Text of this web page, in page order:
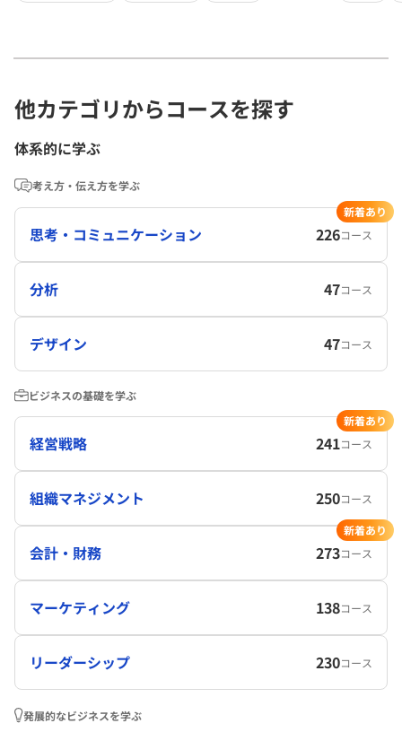
他カテゴリからコースを探す
体系的に学ぶ
考え方・伝え方を学ぶ
思考・コミュニケーション 226コース
新着あり
分析 47コース
デザイン 47コース
ビジネスの基礎を学ぶ
経営戦略 241コース
新着あり
組織マネジメント 250コース
会計・財務 273コース
新着あり
マーケティング 138コース
リーダーシップ 230コース
発展的なビジネスを学ぶ